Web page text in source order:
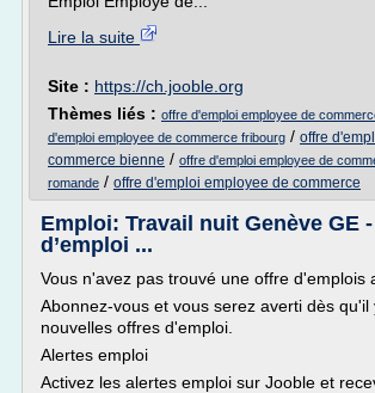
Lire la suite
Site : https://ch.jooble.org
Thèmes liés : offre d'emploi employee de
d'emploi employee de commerce fribourg / offre
commerce bienne / offre d'emploi employee de
romande / offre d'emploi employee de commerce
Emploi: Travail nuit Genève GE
d’emploi ...
Vous n'avez pas trouvé une offre d'emplois
Abonnez-vous et vous serez averti dès qu'il
nouvelles offres d'emploi.
Alertes emploi
Activez les alertes emploi sur Jooble et